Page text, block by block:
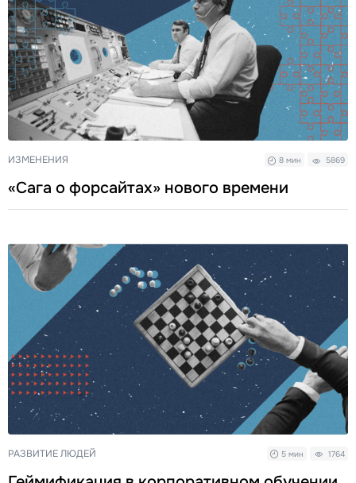
ИЗМЕНЕНИЯ 8 мин 5869
«Сага о форсайтах» нового времени
РАЗВИТИЕ ЛЮДЕЙ 5 мин 1764